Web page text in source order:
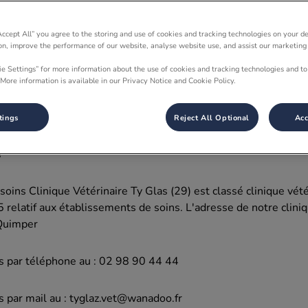
Générales de Fonctionnement (CGF) sont consultables sur
de l'établissement de soins sont soumis aux présentes
accepter sans conditions.
Clinique Vétérinaire Ty Glas (29) est classé clinique
aux établissements de soins. L'adresse de notre
par téléphone au : 02 98 90 44 44
par mail au : tyglaz.vet@wanadoo.fr
All” you agree to the storing and use of cookies and tracking technologies on your
improve the performance of our website, analyse website use, and assist our marketing
Settings” for more information about the use of cookies and tracking technologies and
information is available in our Privacy Notice and Cookie Policy.
Reject All Optional